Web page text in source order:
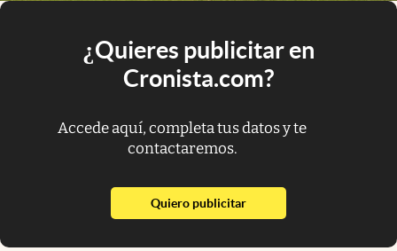
¿Quieres publicitar en
Cronista.com?
Accede aquí, completa tus datos y te
contactaremos.
Quiero publicitarabre en nueva pestaña